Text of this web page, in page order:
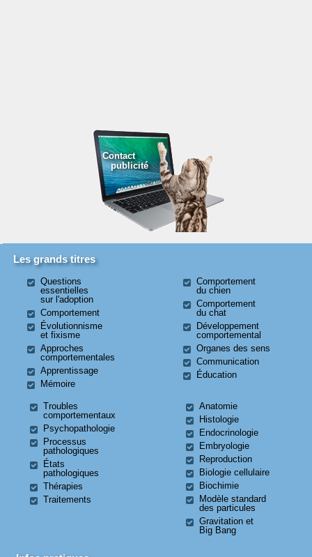
Contact
publicité
Les grands titres
Questions
essentielles
sur l'adoption
Comportement
Évolutionnisme
et fixisme
Approches
comportementales
Apprentissage
Mémoire
Comportement
du chien
Comportement
du chat
Développement
comportemental
Organes des sens
Communication
Éducation
Troubles
comportementaux
Psychopathologie
Processus
pathologiques
États
pathologiques
Thérapies
Traitements
Anatomie
Histologie
Endocrinologie
Embryologie
Reproduction
Biologie cellulaire
Biochimie
Modèle standard
des particules
Gravitation et
Big Bang